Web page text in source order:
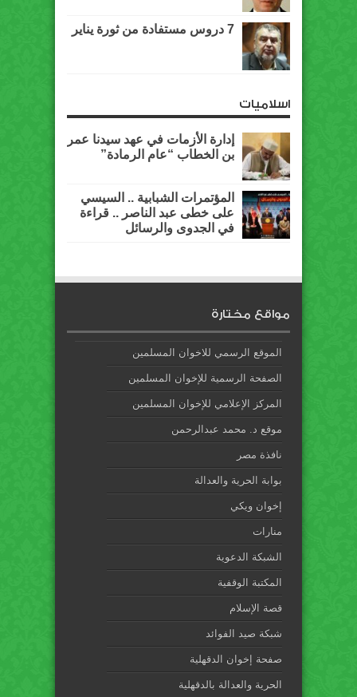
7 دروس مستفادة من ثورة يناير
اسلاميات
إدارة الأزمات في عهد سيدنا عمر
بن الخطاب “عام الرمادة”
المؤتمرات الشبابية .. السيسي
على خطى عبد الناصر .. قراءة
في الجدوى والرسائل
مواقع مختارة
الموقع الرسمي للاخوان المسلمين
الصفحة الرسمية للإخوان المسلمين
المركز الإعلامي للإخوان المسلمين
موقع د. محمد عبدالرحمن
نافذة مصر
بوابة الحرية والعدالة
إخوان ويكي
منارات
الشبكة الدعوية
المكتبة الوقفية
قصة الإسلام
شبكة صيد الفوائد
صفحة إخوان الدقهلية
الحرية والعدالة بالدقهلية